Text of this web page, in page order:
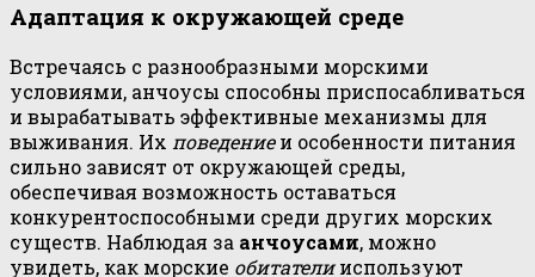
Адаптация к окружающей среде
Встречаясь с разнообразными морскими
условиями, анчоусы способны приспосабливаться
и вырабатывать эффективные механизмы для
выживания. Их поведениеи особенности питания
сильно зависят от окружающей среды,
обеспечивая возможность оставаться
конкурентоспособными среди других морских
существ. Наблюдая за анчоусами, можно
увидеть, как морские обитателииспользуют